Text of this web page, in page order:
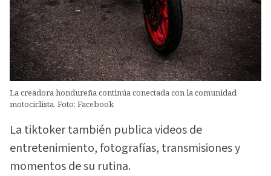
La creadora hondureña continúa conectada con la comunidad
motociclista. Foto: Facebook
La tiktoker también publica videos de
entretenimiento, fotografías, transmisiones y
momentos de su rutina.